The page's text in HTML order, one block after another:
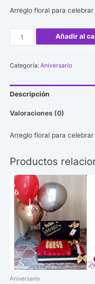
Arreglo floral para
Aniversario
#30
Añadir al
Categoría: Aniversario
Descripción
Valoraciones (0)
Arreglo floral para
Productos
Aniversario